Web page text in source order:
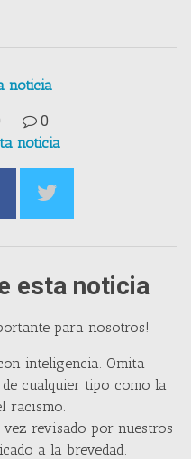
noticia
0
noticia
esta noticia
para nosotros!
inteligencia. Omita
cualquier tipo como la
racismo.
revisado por nuestros
a la brevedad.